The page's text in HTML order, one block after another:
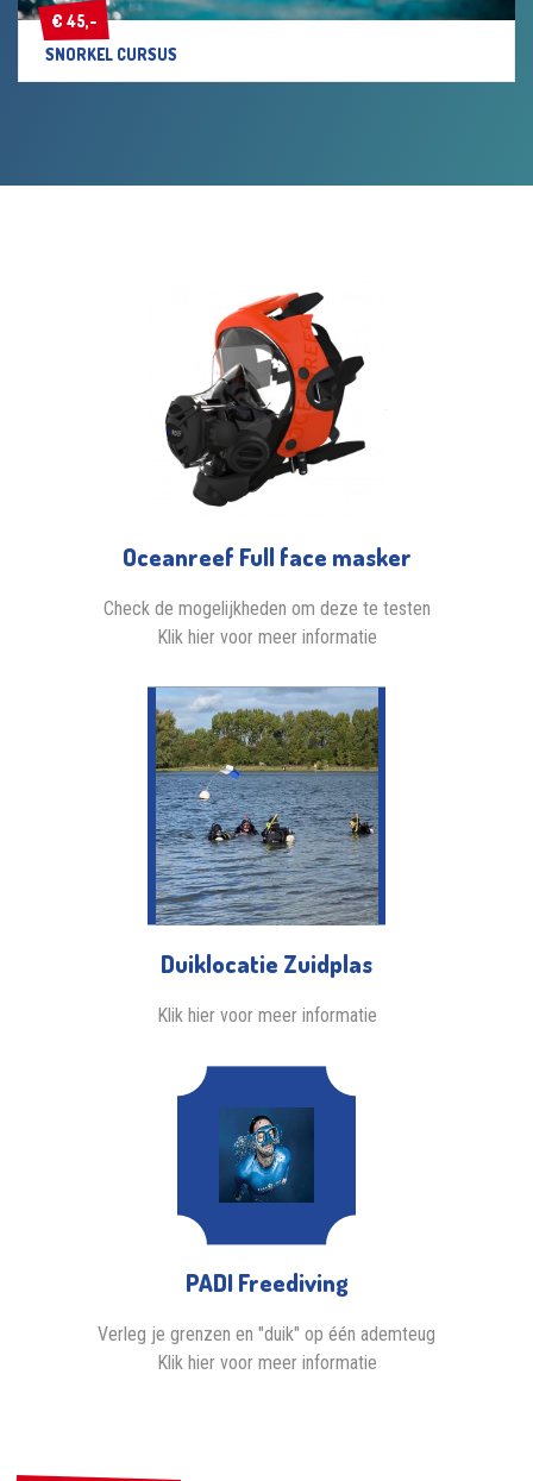
€ 45,-
€ 45,-
SNORKEL CURSUS
Oceanreef Full face masker
Check de mogelijkheden om deze te testen
Klik hier voor meer informatie
Duiklocatie Zuidplas
Klik hier voor meer informatie
PADI Freediving
Verleg je grenzen en "duik" op één ademteug
Klik hier voor meer informatie